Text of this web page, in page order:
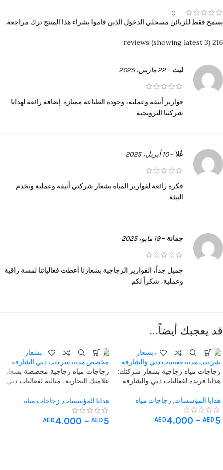
0
216 reviews (showing latest 3)
ليث –22 مارس، 2025
قوارير أنيقة وعملية، وجودة الطباعة ممتازة. إضافة رائعة لهدايا
شركتنا الترويجية.
عُلا –10 أبريل، 2025
فكرة رائعة لقوارير المياه بشعار شركتي أنيقة وعملية وتخدم
البيئة.
جمانة –19 مايو، 2025
جميل جداً، القوارير الزجاجية بشعارنا أعطت فعالياتنا لمسة راقية
وعملية، شكراً لكم.
يسمح فقط للزبائن مسجلي الدخول الذين قاموا بشراء هذا المنتج ترك مراجعة.
قد يعجبك أيضاً…
زجاجات مياه زجاجية بشعار شركتك:
هدايا فريدة لفعاليات دبي والشارقة
هدايا المؤسسات, زجاجات مياه
مخصصة
AED 5
–
AED4.000
زجاجات مياه زجاجية مخصصة بشعار
علامتك التجارية، مثالية لفعاليات دبي
هدايا المؤسسات, زجاجات مياه
مخصصة
AED 5
–
AED4.000